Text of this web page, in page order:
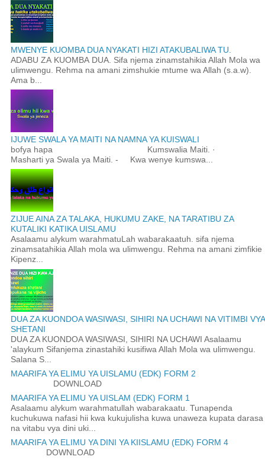
MWENYE KUOMBA DUA NYAKATI HIZI ATAKUBALIWA TU.
ADABU ZA KUOMBA DUA. Sifa njema zinamstahikia Allah Mola wa
ulimwengu. Rehma na amani zimshukie mtume wa Allah (s.a.w).
Ama b...
IJUWE SWALA YA MAITI NA NAMNA YA KUISWALI
bofya hapa Kumswalia Maiti. ·
Masharti ya Swala ya Maiti. - Kwa wenye kumswa...
ZIJUE AINA ZA TALAKA, HUKUMU ZAKE, NA TARATIBU ZA
KUTALIKI KATIKA UISLAMU
Asalaamu alykum warahmatuLah wabarakaatuh. sifa njema
zinamsatahikia Allah mola wa ulimwengu. Rehma na amani zimfikie
Kipenz...
DUA ZA KUONDOA WASIWASI, SIHIRI NA UCHAWI NA VITIMBI VYA
SHETANI
DUA ZA KUONDOA WASIWASI, SIHIRI NA UCHAWI Asalaamu
'alaykum Sifanjema zinastahiki kusifiwa Allah Mola wa ulimwengu.
Salana S...
MAARIFA YA ELIMU YA UISLAMU (EDK) FORM 2
DOWNLOAD
MAARIFA YA ELIMU YA UISLAM (EDK) FORM 1
Asalaamu alykum warahmatullah wabarakaatu. Tunapenda
kuchukuwa nafasi hii kwa kukujulisha kuwa unaweza kupata darasa
na vitabu vya dini uki...
MAARIFA YA ELIMU YA DINI YA KIISLAMU (EDK) FORM 4
DOWNLOAD